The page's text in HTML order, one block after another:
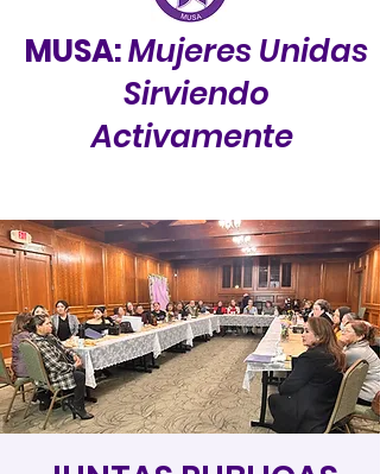
MUSA:Mujeres Unidas
Sirviendo
Activamente